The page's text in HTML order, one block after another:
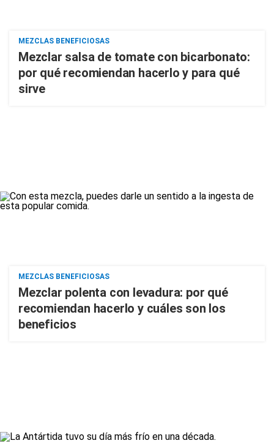
MEZCLAS BENEFICIOSAS
Mezclar salsa de tomate con bicarbonato:
por qué recomiendan hacerlo y para qué
sirve
MEZCLAS BENEFICIOSAS
Mezclar polenta con levadura: por qué
recomiendan hacerlo y cuáles son los
beneficios